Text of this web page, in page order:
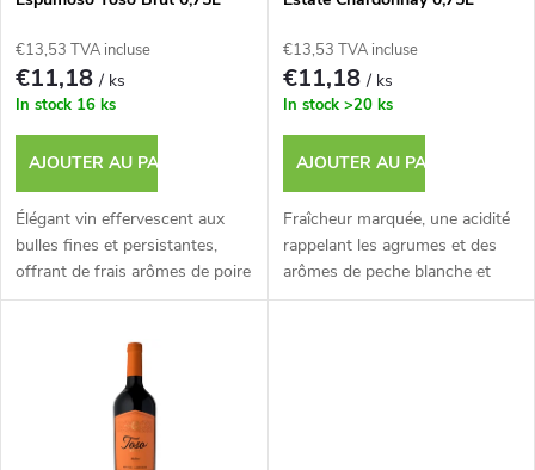
r
o
d
u
i
d
e
s
p
r
o
€13,53 TVA incluse
€11,18/ ks
In stock 16 ks
AJOUTER AU PANIER
Élégant vin effervescent aux
bulles fines et persistantes,
offrant de frais arômes de poire
et de peche blanche.
€13,53 TVA incluse
€11,18/ ks
In stock >20 ks
AJOUTER AU PANIER
Fraîcheur marquée, une acidité
rappelant les agrumes et des
arômes de peche blanche et
d'ananas.